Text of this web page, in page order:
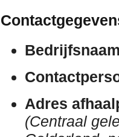
Adres
(Centraal